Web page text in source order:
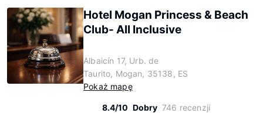
Hotel Mogan Princess & Beach
Club- All Inclusive
Albaicín 17, Urb. de
Taurito, Mogan, 35138, ES
Pokaż mapę
8.4/10 Dobry 746 recenzji